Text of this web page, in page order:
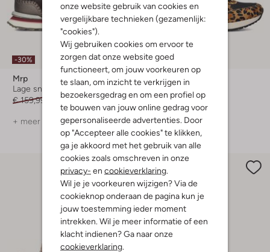
onze website gebruik van cookies en
vergelijkbare technieken (gezamenlijk:
"cookies").
Wij gebruiken cookies om ervoor te
zorgen dat onze website goed
functioneert, om jouw voorkeuren op
te slaan, om inzicht te verkrijgen in
bezoekersgedrag en om een profiel op
te bouwen van jouw online gedrag voor
gepersonaliseerde advertenties. Door
op "Accepteer alle cookies" te klikken,
ga je akkoord met het gebruik van alle
cookies zoals omschreven in onze
privacy- en cookieverklaring.
Wil je je voorkeuren wijzigen? Via de
cookieknop onderaan de pagina kun je
jouw toestemming ieder moment
intrekken. Wil je meer informatie of een
klacht indienen? Ga naar onze
cookieverklaring.
-30%
Mrp
Lage sneakers
€ 159,99
€ 111,99
+ meer kleuren
-50%
Woden
Lage sneakers
€ 149,99 € 74,99